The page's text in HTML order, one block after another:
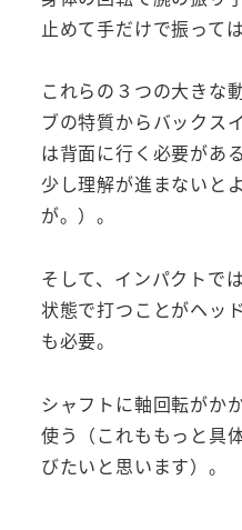
止めて手だけで振って
これらの３つの大きな
ブの特質からバックス
は背面に行く必要があ
少し理解が進まないと
が。）。
そして、インパクトで
状態で打つことがヘッ
も必要。
シャフトに軸回転がか
使う（これももっと具
びたいと思います）。